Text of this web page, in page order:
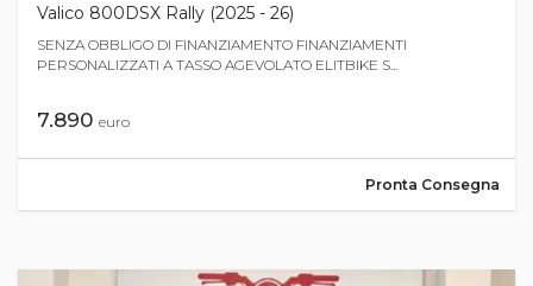
Valico 800DSX Rally (2025 - 26)
SENZA OBBLIGO DI FINANZIAMENTO FINANZIAMENTI
PERSONALIZZATI A TASSO AGEVOLATO ELITBIKE S...
7.890 euro
Pronta Consegna